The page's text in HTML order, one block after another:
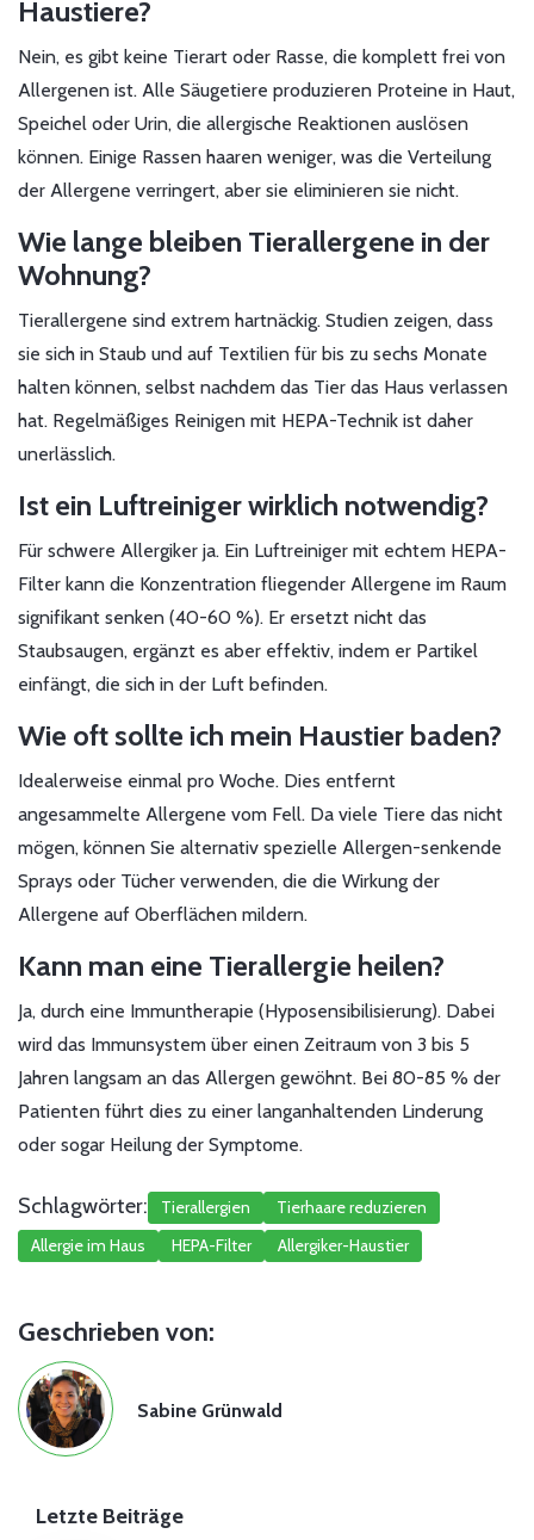
Haustiere?
Nein, es gibt keine Tierart oder Rasse, die komplett frei von
Allergenen ist. Alle Säugetiere produzieren Proteine in Haut,
Speichel oder Urin, die allergische Reaktionen auslösen
können. Einige Rassen haaren weniger, was die Verteilung
der Allergene verringert, aber sie eliminieren sie nicht.
Wie lange bleiben Tierallergene in der
Wohnung?
Tierallergene sind extrem hartnäckig. Studien zeigen, dass
sie sich in Staub und auf Textilien für bis zu sechs Monate
halten können, selbst nachdem das Tier das Haus verlassen
hat. Regelmäßiges Reinigen mit HEPA-Technik ist daher
unerlässlich.
Ist ein Luftreiniger wirklich notwendig?
Für schwere Allergiker ja. Ein Luftreiniger mit echtem HEPA-
Filter kann die Konzentration fliegender Allergene im Raum
signifikant senken (40-60 %). Er ersetzt nicht das
Staubsaugen, ergänzt es aber effektiv, indem er Partikel
einfängt, die sich in der Luft befinden.
Wie oft sollte ich mein Haustier baden?
Idealerweise einmal pro Woche. Dies entfernt
angesammelte Allergene vom Fell. Da viele Tiere das nicht
mögen, können Sie alternativ spezielle Allergen-senkende
Sprays oder Tücher verwenden, die die Wirkung der
Allergene auf Oberflächen mildern.
Kann man eine Tierallergie heilen?
Ja, durch eine Immuntherapie (Hyposensibilisierung). Dabei
wird das Immunsystem über einen Zeitraum von 3 bis 5
Jahren langsam an das Allergen gewöhnt. Bei 80-85 % der
Patienten führt dies zu einer langanhaltenden Linderung
oder sogar Heilung der Symptome.
Schlagwörter: Tierallergien
Tierhaare reduzieren
Allergie im Haus
HEPA-Filter Allergiker-Haustier
Geschrieben von:
Sabine Grünwald
Letzte Beiträge